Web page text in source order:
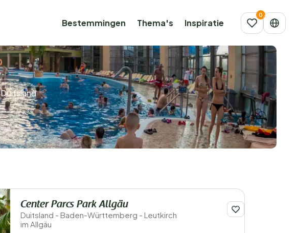
Bestemmingen Thema's Inspiratie
Duitsland
Center Parcs Park Allgäu
Duitsland - Baden-Württemberg - Leutkirch
im Allgäu